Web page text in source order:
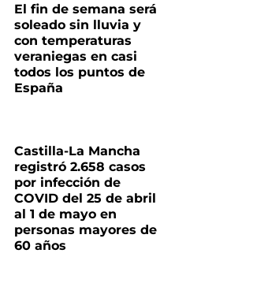
El fin de semana será
soleado sin lluvia y
con temperaturas
veraniegas en casi
todos los puntos de
España
Castilla-La Mancha
registró 2.658 casos
por infección de
COVID del 25 de abril
al 1 de mayo en
personas mayores de
60 años